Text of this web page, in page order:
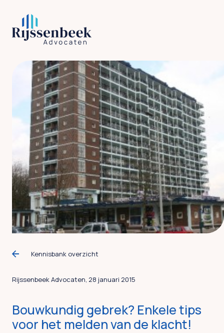
Kennisbank overzicht
Rijssenbeek Advocaten, 28 januari 2015
Bouwkundig gebrek? Enkele tips
voor het melden van de klacht!